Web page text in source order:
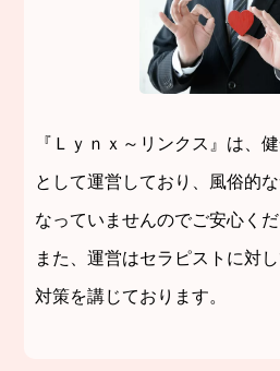
『Ｌｙｎｘ～リンクス』は、
として運営しており、風俗的
なっていませんのでご安心くだ
また、運営はセラピストに対
対策を講じております。